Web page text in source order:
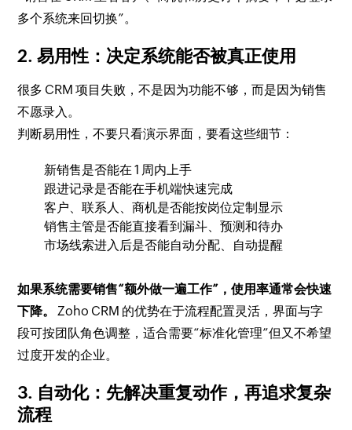
多个系统来回切换”。
2. 易用性：决定系统能否被真正使用
很多 CRM 项目失败，不是因为功能不够，而是因为销售
不愿录入。
判断易用性，不要只看演示界面，要看这些细节：
新销售是否能在 1 周内上手
跟进记录是否能在手机端快速完成
客户、联系人、商机是否能按岗位定制显示
销售主管是否能直接看到漏斗、预测和待办
市场线索进入后是否能自动分配、自动提醒
如果系统需要销售“额外做一遍工作”，使用率通常会快速
下降。
Zoho CRM 的优势在于流程配置灵活，界面与字
段可按团队角色调整，适合需要“标准化管理”但又不希望
过度开发的企业。
3. 自动化：先解决重复动作，再追求复杂
流程